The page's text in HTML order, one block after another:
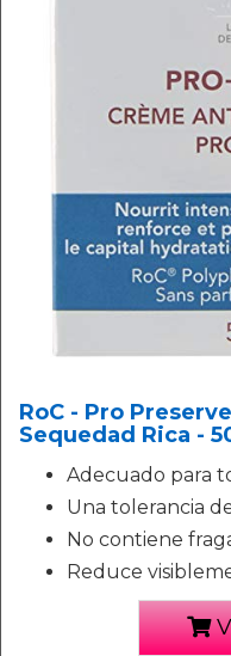
RoC - Pro
Sequedad Rica -
Adecuado para
Una tolerancia
No contiene
Reduce